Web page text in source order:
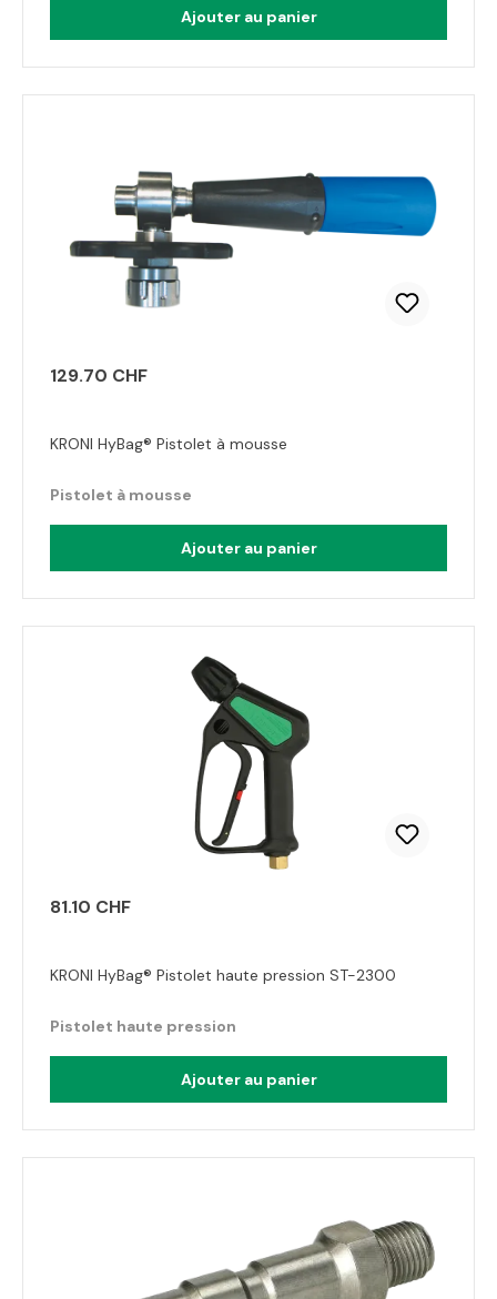
Ajouter au panier
129.70 CHF
KRONI HyBag® Pistolet à mousse
Pistolet à mousse
Ajouter au panier
81.10 CHF
KRONI HyBag® Pistolet haute pression ST-2300
Pistolet haute pression
Ajouter au panier